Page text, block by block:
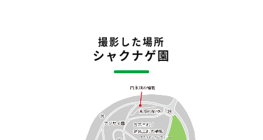
撮影した場所
シャクナゲ園